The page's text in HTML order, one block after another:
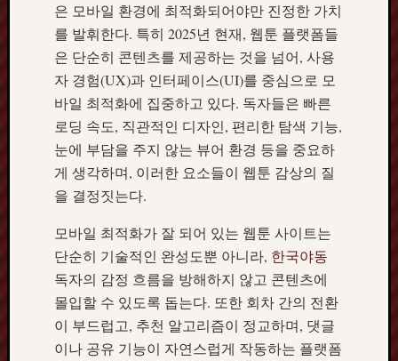
은 모바일 환경에 최적화되어야만 진정한 가치
를 발휘한다. 특히 2025년 현재, 웹툰 플랫폼들
은 단순히 콘텐츠를 제공하는 것을 넘어, 사용
자 경험(UX)과 인터페이스(UI)를 중심으로 모
바일 최적화에 집중하고 있다. 독자들은 빠른
로딩 속도, 직관적인 디자인, 편리한 탐색 기능,
눈에 부담을 주지 않는 뷰어 환경 등을 중요하
게 생각하며, 이러한 요소들이 웹툰 감상의 질
을 결정짓는다.
모바일 최적화가 잘 되어 있는 웹툰 사이트는
단순히 기술적인 완성도뿐 아니라, 한국야동
독자의 감정 흐름을 방해하지 않고 콘텐츠에
몰입할 수 있도록 돕는다. 또한 회차 간의 전환
이 부드럽고, 추천 알고리즘이 정교하며, 댓글
이나 공유 기능이 자연스럽게 작동하는 플랫폼